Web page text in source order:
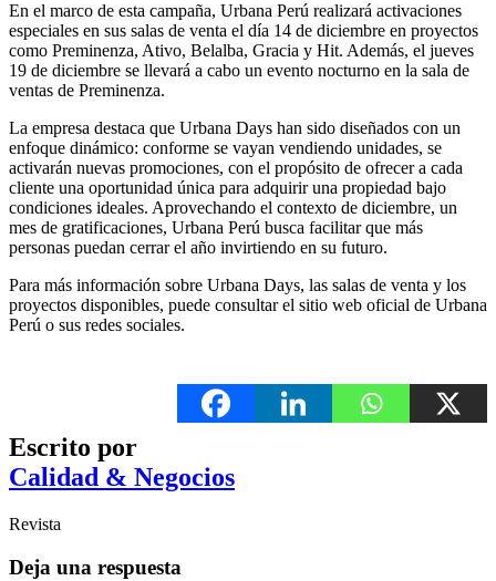
En el marco de esta campaña, Urbana Perú realizará activaciones
especiales en sus salas de venta el día 14 de diciembre en proyectos
como Preminenza, Ativo, Belalba, Gracia y Hit. Además, el jueves
19 de diciembre se llevará a cabo un evento nocturno en la sala de
ventas de Preminenza.
La empresa destaca que Urbana Days han sido diseñados con un
enfoque dinámico: conforme se vayan vendiendo unidades, se
activarán nuevas promociones, con el propósito de ofrecer a cada
cliente una oportunidad única para adquirir una propiedad bajo
condiciones ideales. Aprovechando el contexto de diciembre, un
mes de gratificaciones, Urbana Perú busca facilitar que más
personas puedan cerrar el año invirtiendo en su futuro.
Para más información sobre Urbana Days, las salas de venta y los
proyectos disponibles, puede consultar el sitio web oficial de Urbana
Perú o sus redes sociales.
Escrito por
Calidad & Negocios
Revista
Deja una respuesta